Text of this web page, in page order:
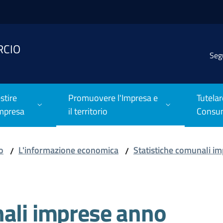
Promuovere l'Impresa e
il territorio
/ L'informazione economica / Statistiche comunali
imprese anno